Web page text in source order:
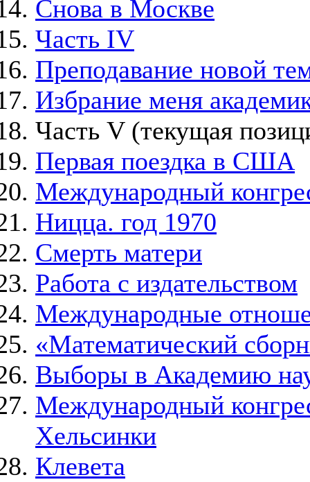
Снова в Москве
Часть IV
Преподавание новой
Избрание меня
Часть V(текущая
Первая поездка в США
Международный
Ницца. год 1970
Смерть матери
Работа с издательством
Международные
«Математический
Выборы в Академию
Международный
Хельсинки
Клевета